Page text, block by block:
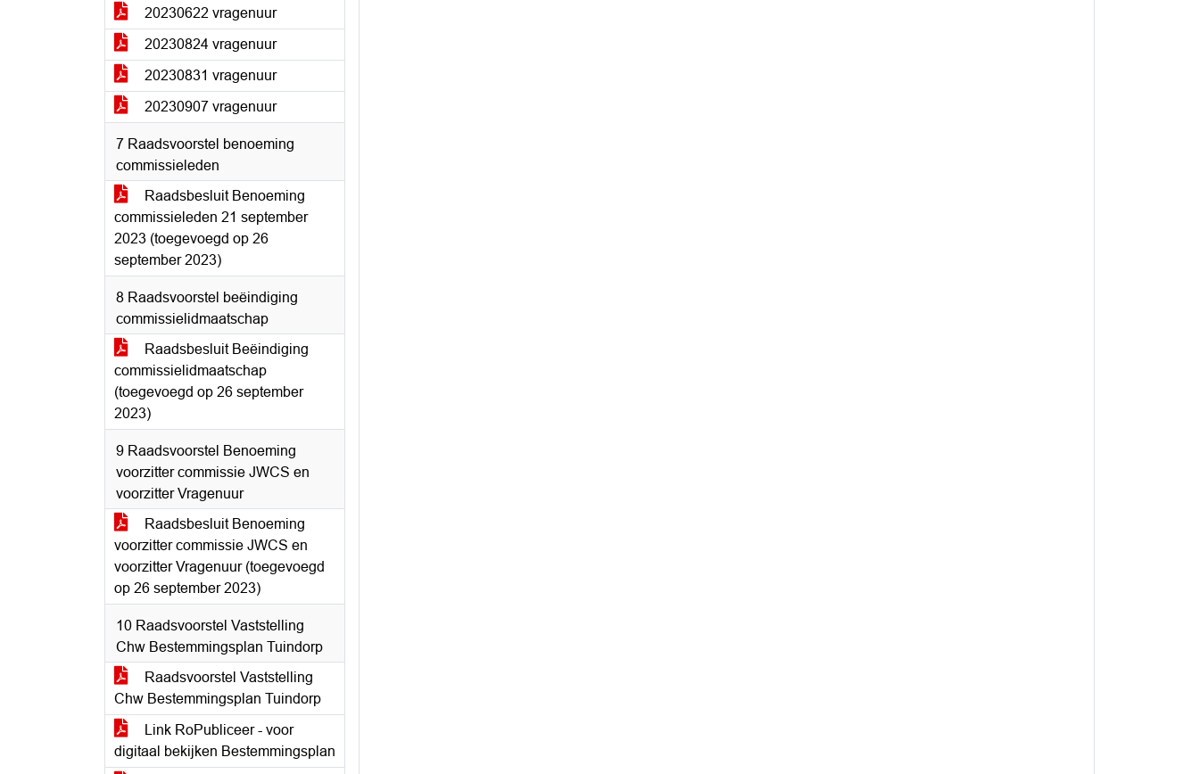
20230622 vragenuur
20230824 vragenuur
20230831 vragenuur
20230907 vragenuur
7 Raadsvoorstel benoeming
commissieleden
Raadsbesluit Benoeming
commissieleden 21 september
2023 (toegevoegd op 26
september 2023)
8 Raadsvoorstel beëindiging
commissielidmaatschap
Raadsbesluit Beëindiging
commissielidmaatschap
(toegevoegd op 26 september
2023)
9 Raadsvoorstel Benoeming
voorzitter commissie JWCS en
voorzitter Vragenuur
Raadsbesluit Benoeming
voorzitter commissie JWCS en
voorzitter Vragenuur (toegevoegd
op 26 september 2023)
10 Raadsvoorstel Vaststelling
Chw Bestemmingsplan Tuindorp
Raadsvoorstel Vaststelling
Chw Bestemmingsplan Tuindorp
Link RoPubliceer - voor
digitaal bekijken Bestemmingsplan